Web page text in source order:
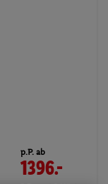
p.P. ab
1396.-